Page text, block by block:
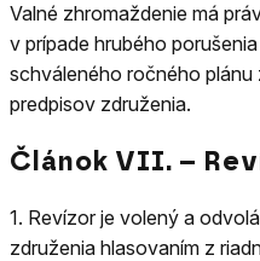
Valné zhromaždenie má
v prípade hrubého
schváleného ročného
predpisov združenia.
Článok VII. –
1. Revízor je volený a
združenia hlasovaním z